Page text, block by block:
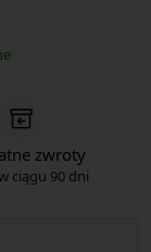
zwroty
ciągu 90 dni